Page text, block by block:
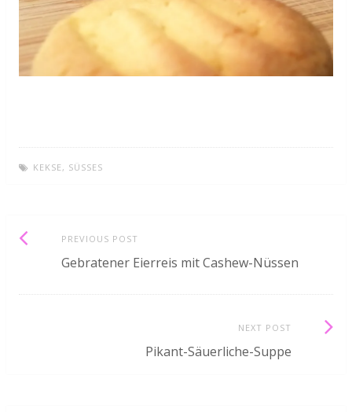
KEKSE , SÜSSES
Post
navigation
PREVIOUS POST
post:
Gebratener Eierreis mit Cashew-Nüssen
NEXT POST
Pikant-Säuerliche-Suppe
Next